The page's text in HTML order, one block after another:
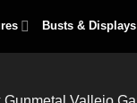
Busts & Displays